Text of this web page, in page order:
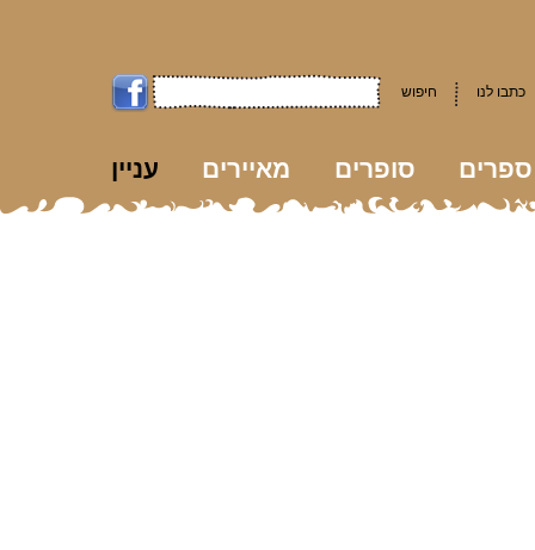
חיפוש כתבו לנו
ספרים סופרים מאיירים עניין